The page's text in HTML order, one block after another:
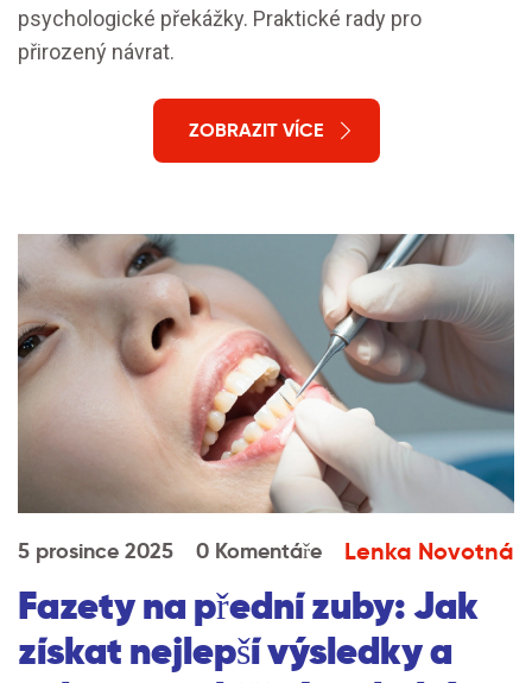
psychologické překážky. Praktické rady pro
přirozený návrat.
ZOBRAZIT VÍCE
5 prosince 2025 0 Komentáře Lenka Novotná
Fazety na přední zuby: Jak
získat nejlepší výsledky a